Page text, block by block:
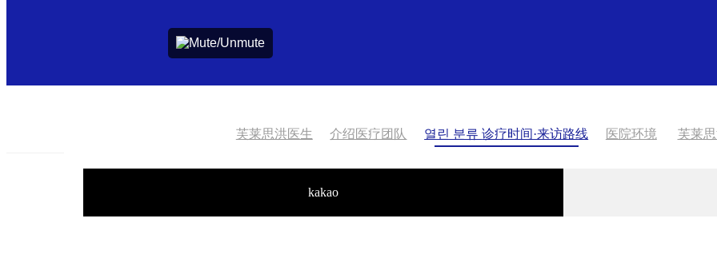
芙莱思洪医生 介绍医疗团队 열린 분류诊疗时间·来访路线 医院环境 芙莱
kakao